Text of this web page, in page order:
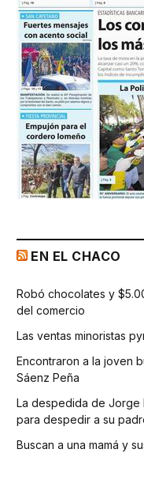
EN EL CHACO
Robó chocolates y
del comercio
Las ventas minoristas
Encontraron a la joven
Sáenz Peña
La despedida de Jorge
para despedir a su
Buscan a una mamá y